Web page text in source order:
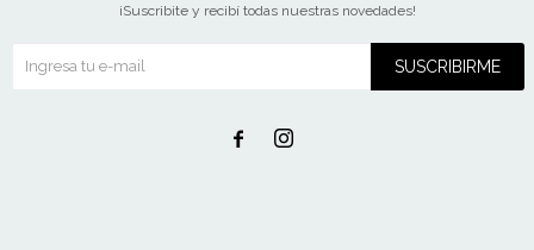
¡Suscribite y recibí todas nuestras novedades!
SUSCRIBIRME
 